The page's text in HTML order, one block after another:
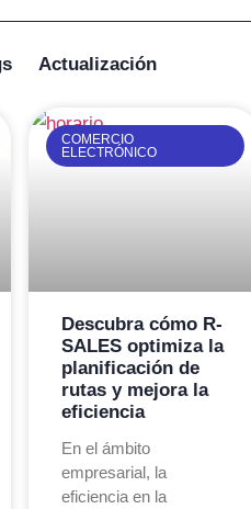
Actualización
COMERCIO
ELECTRÓNICO
Descubra cómo R-
SALES optimiza la
planificación de
rutas y mejora la
eficiencia
En el ámbito
empresarial, la
eficiencia en la